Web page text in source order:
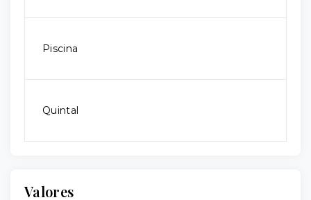
Piscina
Quintal
Valores